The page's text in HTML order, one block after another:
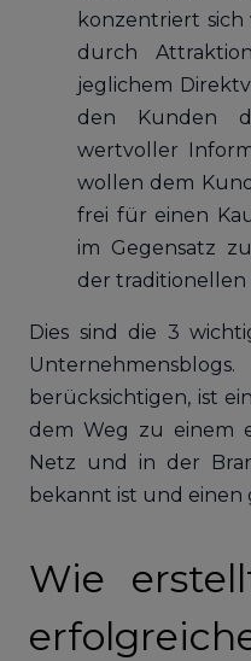
konzentriert
durch
jeglichem
den Kunden
wertvoller
wollen dem
frei für einen
im Gegensatz
der traditionellen
Dies sind die 3
berücksichtigen, ist
dem Weg zu einem
Netz und in der
bekannt ist und einen
Wie